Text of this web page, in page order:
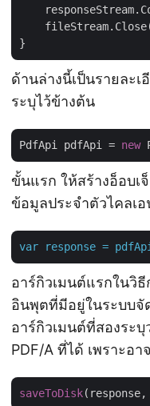
ด้านล่างนี้เป็นรายละ
ระบุไว้ข้างต้น
PdfApi pdfApi = new
ขั้นแรก ให้สร้างอ็อบ
ข้อมูลประจำตัวไคลเ
var response =
อาร์กิวเมนต์แรกในวิ
อินพุตที่มีอยู่ในระบบจั
อาร์กิวเมนต์ที่สองระ
PDF/A ที่ได้ เพราะอ
saveToDisk(response,